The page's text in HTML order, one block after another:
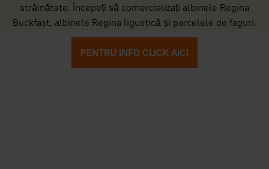
străinătate. Începeți să comercializați albinele Regina
Buckfast, albinele Regina ligustică și parcelele de faguri.
PENTRU INFO CLICK AICI